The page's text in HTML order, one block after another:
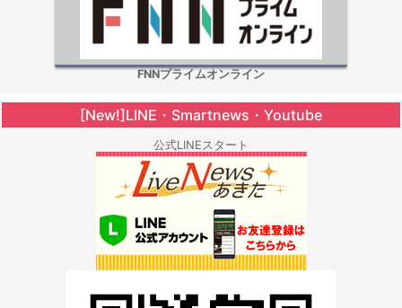
FNNプライムオンライン
[New!]LINE・Smartnews・Youtube
公式LINEスタート